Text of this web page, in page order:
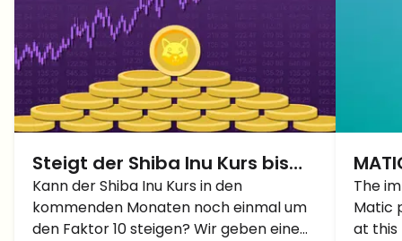
Steigt der Shiba Inu Kurs bis
zum Jahresende noch einmal
um 10x?
Kann der Shiba Inu Kurs in den
kommenden Monaten noch einmal um
den Faktor 10 steigen? Wir geben eine
Will
The
Matic
at this